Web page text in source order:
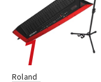
Roland